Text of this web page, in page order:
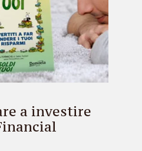
a investire